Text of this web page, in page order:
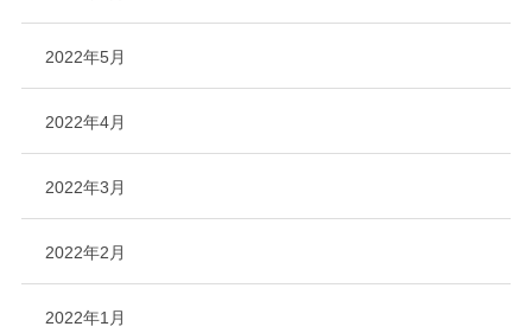
2022年5月
2022年4月
2022年3月
2022年2月
2022年1月